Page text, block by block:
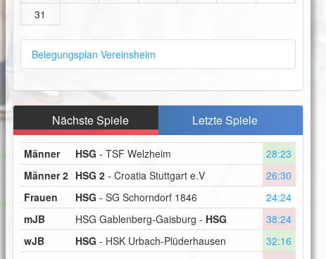
31
Belegungsplan Vereinsheim
Nächste Spiele Letzte Spiele
Männer HSG - TSF Welzheim
28:23
Männer 2 HSG 2- Croatia Stuttgart e.V
26:30
Frauen
HSG - SG Schorndorf 1846
24:24
mJB
HSG Gablenberg-Gaisburg - HSG
38:24
wJB
HSG - HSK Urbach-Plüderhausen
32:16